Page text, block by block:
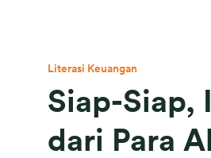
Literasi Keuangan
Siap-Siap,
dari Para